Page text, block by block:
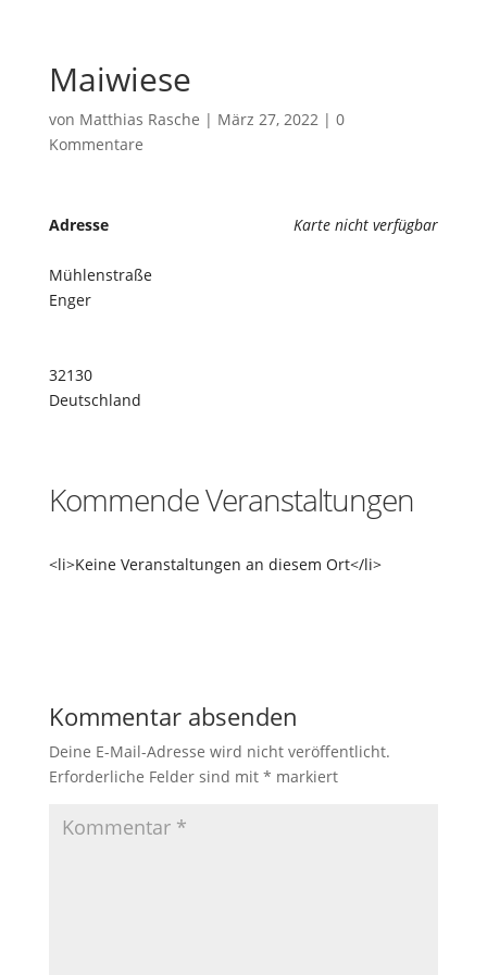
Maiwiese
von Matthias Rasche | März 27, 2022| 0
Kommentare
Karte nicht verfügbar
Adresse
Mühlenstraße
Enger
32130
Deutschland
Kommende Veranstaltungen
<li>Keine Veranstaltungen an diesem Ort</li>
Kommentar absenden
Deine E-Mail-Adresse wird nicht veröffentlicht.
Erforderliche Felder sind mit * markiert